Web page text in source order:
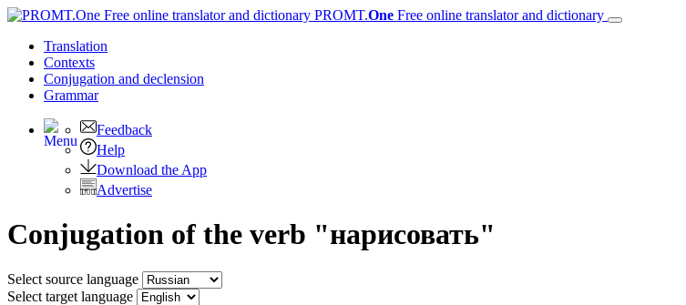
PROMT.One Free online translator and dictionary
Translation
Contexts
Conjugation and declension
Grammar
Feedback
Help
Download the App
Advertise
Conjugation of the verb "нарисовать"
Select source language
Select target language